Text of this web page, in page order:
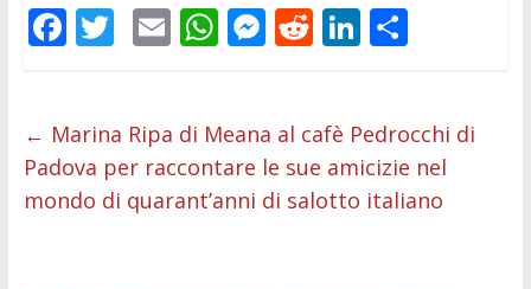
F
b
o
o
T
er
E
l
W
s
A
p
M
e
n
g
R
di
t
Li
e
dI
n
C
di
vi
di
← Marina Ripa di Meana al cafè Pedrocchi di
Padova per raccontare le sue amicizie nel
mondo di quarant’anni di salotto italiano